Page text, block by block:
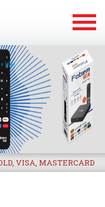
VISA, MASTERCARD